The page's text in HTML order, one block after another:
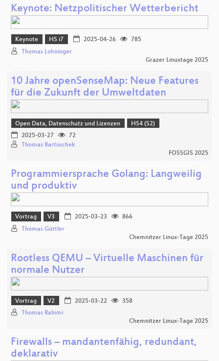
Keynote: Netzpolitischer Wetterbericht
Keynote HS i7 2025-04-26
785
Thomas Lohninger
Grazer Linuxtage 2025
10 Jahre openSenseMap: Neue Features
für die Zukunft der Umweltdaten
Open Data, Datenschutz und Lizenzen
HS4 (S2)
2025-03-27
72
Thomas Bartoschek
FOSSGIS 2025
Programmiersprache Golang: Langweilig
und produktiv
Vortrag V3 2025-03-23
866
Thomas Güttler
Chemnitzer Linux-Tage 2025
Rootless QEMU – Virtuelle Maschinen für
normale Nutzer
Vortrag V2 2025-03-22
358
Thomas Rahimi
Chemnitzer Linux-Tage 2025
Firewalls – mandantenfähig, redundant,
deklarativ